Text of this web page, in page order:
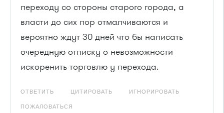
переходу со стороны старого города, а
власти до сих пор отмалчиваются и
вероятно ждут 30 дней что бы написать
очередную отписку о невозможности
искоренить торговлю у перехода.
ОТВЕТИТЬ ЦИТИРОВАТЬ ИГНОРИРОВАТЬ
ПОЖАЛОВАТЬСЯ